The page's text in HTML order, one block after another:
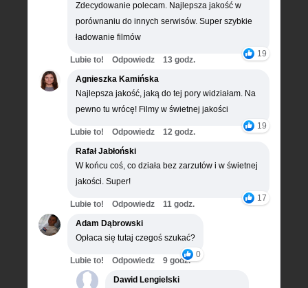
Zdecydowanie polecam. Najlepsza jakość w
porównaniu do innych serwisów. Super szybkie
ładowanie filmów
19
Lubie to! Odpowiedz
13 godz.
Agnieszka Kamińska
Najlepsza jakość, jaką do tej pory widziałam. Na
pewno tu wrócę! Filmy w świetnej jakości
19
Lubie to! Odpowiedz
12 godz.
Rafał Jabłoński
W końcu coś, co działa bez zarzutów i w świetnej
jakości. Super!
17
Lubie to! Odpowiedz
11 godz.
Adam Dąbrowski
Opłaca się tutaj czegoś szukać?
0
Lubie to! Odpowiedz
9 godz.
Dawid Lengielski